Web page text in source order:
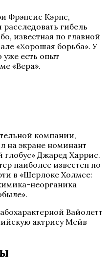
Фрэнсис Кэрнс,
гибель
известная по главной
«Хорошая борьба». У
есть опыт
«Вера».
компании,
на экране номинант
Джаред Харрис.
наиболее известен по
в «Шерлоке Холмсе:
неорганика
Вайолетт
актрису Мейв